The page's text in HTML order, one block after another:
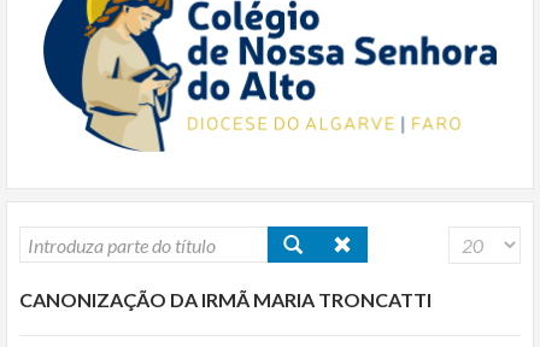
CANONIZAÇÃO DA IRMÃ MARIA TRONCATTI